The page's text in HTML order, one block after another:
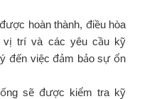
hoàn thành, điều hòa
vị trí và các yêu cầu kỹ
đến việc đảm bảo sự ổn
sẽ được kiểm tra kỹ